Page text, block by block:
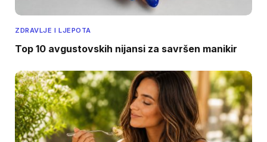
ZDRAVLJE I LJEPOTA
Top 10 avgustovskih nijansi za savršen manikir